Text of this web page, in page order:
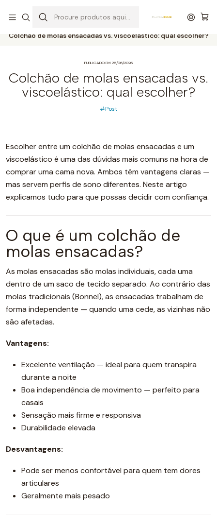
Colchão de molas ensacadas vs. viscoelástico: qual escolher?
PUBLICADO EM 26/06/2026
Colchão de molas ensacadas vs.
viscoelástico: qual escolher?
Post
Escolher entre um colchão de molas ensacadas e um
viscoelástico é uma das dúvidas mais comuns na hora de
comprar uma cama nova. Ambos têm vantagens claras —
mas servem perfis de sono diferentes. Neste artigo
explicamos tudo para que possas decidir com confiança.
O que é um colchão de
molas ensacadas?
As molas ensacadas são molas individuais, cada uma
dentro de um saco de tecido separado. Ao contrário das
molas tradicionais (Bonnel), as ensacadas trabalham de
forma independente — quando uma cede, as vizinhas não
são afetadas.
Vantagens:
Excelente ventilação — ideal para quem transpira
durante a noite
Boa independência de movimento — perfeito para
casais
Sensação mais firme e responsiva
Durabilidade elevada
Desvantagens:
Pode ser menos confortável para quem tem dores
articulares
Geralmente mais pesado